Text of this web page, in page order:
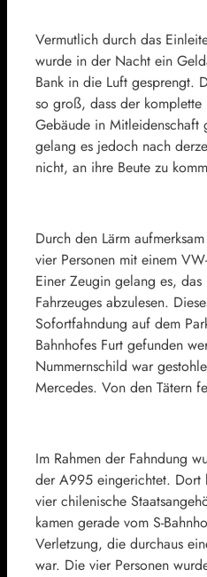
Vermutlich durch das
wurde in der Nacht ein
Bank in die Luft gesprengt.
so groß, dass der komplette
Gebäude in Mitleidenschaft
gelang es jedoch nach
nicht, an ihre Beute zu
Durch den Lärm
vier Personen mit einem
Einer Zeugin gelang es, das
Fahrzeuges abzulesen.
Sofortfahndung auf dem
Bahnhofes Furt gefunden
Nummernschild war
Mercedes. Von den Tätern
Im Rahmen der Fahndung
der A995 eingerichtet. Dort
vier chilenische
kamen gerade vom S-
Verletzung, die durchaus
war. Die vier Personen